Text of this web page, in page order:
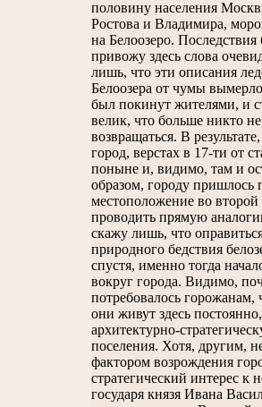
половину населения
Ростова и Владимира,
на Белоозеро.
привожу здесь слова
лишь, что эти описания
Белоозера от чумы
был покинут жителями, и
велик, что больше никто не
возвращаться. В
город, верстах в 17-ти от
поныне и, видимо, там и
образом, городу пришлось
местоположение во второй
проводить прямую
скажу лишь, что
природного бедствия
спустя, именно тогда
вокруг города. Видимо,
потребовалось горожанам,
они живут здесь
архитектурно-
поселения. Хотя, другим,
фактором возрождения
стратегический интерес к
государя князя Ивана